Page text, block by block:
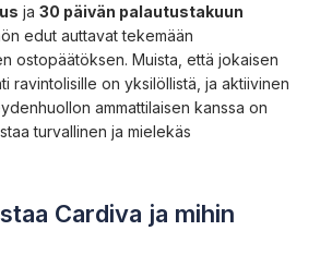
ja 30 päivän palautustakuun
edut auttavat tekemään
ostopäätöksen. Muista, että jokaisen
ravintolisille on yksilöllistä, ja aktiivinen
ammattilaisen kanssa on
turvallinen ja mielekäs
Cardiva ja mihin